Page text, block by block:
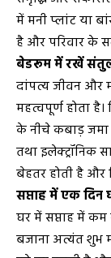
में मनी प्लांट या
है और परिवार के
बेडरूम में रखें
दांपत्य जीवन और
महत्वपूर्ण होता
के नीचे कबाड़
तथा इलेक्ट्रॉनिक
बेहतर होती है और
सप्ताह में एक
घर में सप्ताह में
बजाना अत्यंत शुभ